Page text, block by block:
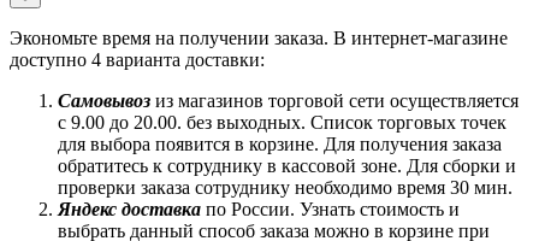
Экономьте время на получении заказа. В интернет-магазине
доступно 4 варианта доставки:
Самовывоз из магазинов торговой сети осуществляется
с 9.00 до 20.00. без выходных. Список торговых точек
для выбора появится в корзине. Для получения заказа
обратитесь к сотруднику в кассовой зоне. Для сборки и
проверки заказа сотруднику необходимо время 30 мин.
Яндекс доставка по России. Узнать стоимость и
выбрать данный способ заказа можно в корзине при